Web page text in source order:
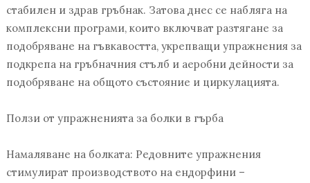
стабилен и здрав гръбнак. Затова днес се набляга на
комплексни програми, които включват разтягане за
подобряване на гъвкавостта, укрепващи упражнения за
подкрепа на гръбначния стълб и аеробни дейности за
подобряване на общото състояние и циркулацията.
Ползи от упражненията за болки в гърба
Намаляване на болката: Редовните упражнения
стимулират производството на ендорфини –